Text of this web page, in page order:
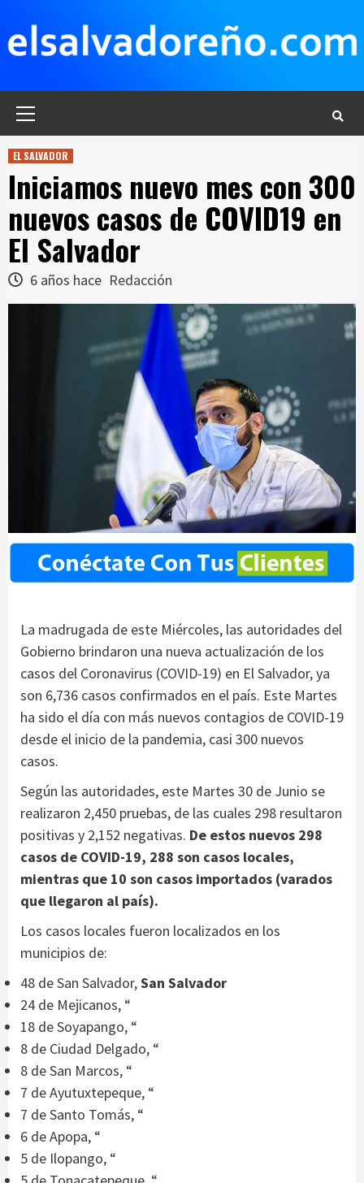
contenido
EL SALVADOR
Iniciamos nuevo mes con 300
nuevos casos de COVID19 en
El Salvador
6 años hace Redacción
La madrugada de este Miércoles, las autoridades del
Gobierno brindaron una nueva actualización de los
casos del Coronavirus (COVID-19) en El Salvador, ya
son 6,736 casos confirmados en el país. Este Martes
ha sido el día con más nuevos contagios de COVID-19
desde el inicio de la pandemia, casi 300 nuevos
casos.
Según las autoridades, este Martes 30 de Junio se
realizaron 2,450 pruebas, de las cuales 298 resultaron
positivas y 2,152 negativas. De estos nuevos 298
casos de COVID-19, 288 son casos locales,
mientras que 10 son casos importados (varados
que llegaron al país).
Los casos locales fueron localizados en los
municipios de:
48 de San Salvador,San Salvador
24 de Mejicanos, “
18 de Soyapango, “
8 de Ciudad Delgado, “
8 de San Marcos, “
7 de Ayutuxtepeque, “
7 de Santo Tomás, “
6 de Apopa, “
5 de Ilopango, “